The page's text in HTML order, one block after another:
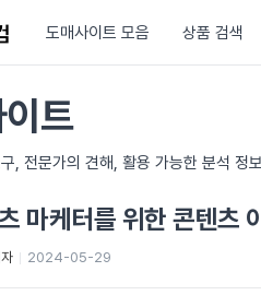
도매사이트 모음 상품 검색
트
, 전문가의 견해, 활용 가능한 분석 정
마케터를 위한 콘텐츠
2024-05-29